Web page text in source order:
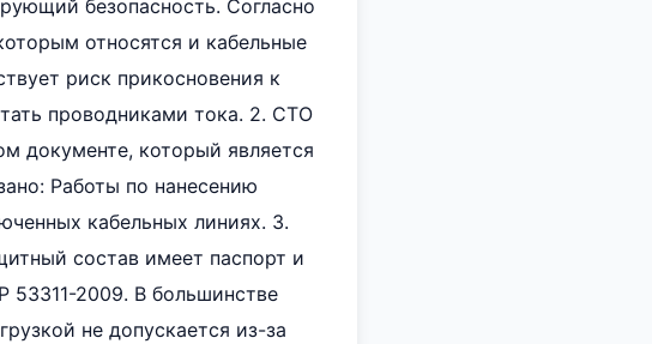
безопасность. Согласно
относятся и кабельные
риск прикосновения к
проводниками тока. 2. СТО
документе, который является
Работы по нанесению
кабельных линиях. 3.
состав имеет паспорт и
53311-2009. В большинстве
не допускается из-за